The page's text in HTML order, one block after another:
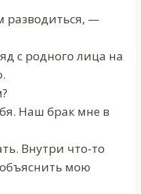
разводиться, —
с родного лица на
Наш брак мне в
Внутри что-то
мою